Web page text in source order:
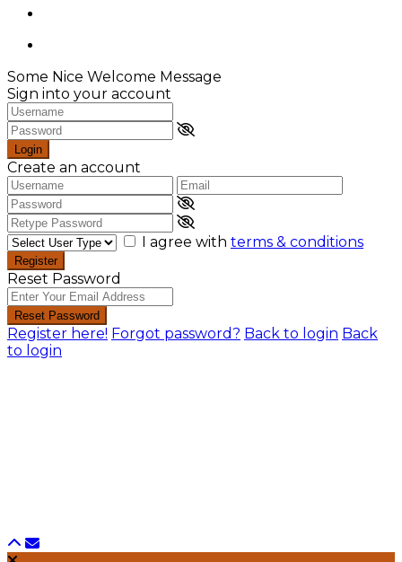
Some Nice Welcome Message
Sign into your account
Login
Create an account
I agree with terms & conditions
Register
Reset Password
Reset Password
Register here! Forgot password? Back to login Back
to login